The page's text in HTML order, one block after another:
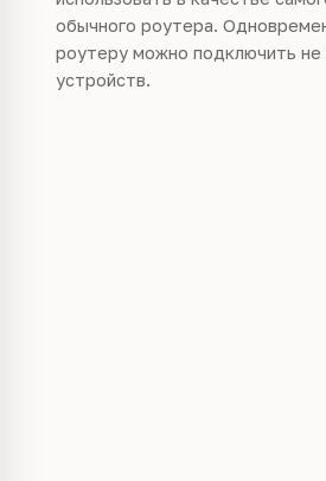
обычного роутера.
роутеру можно подключить не
устройств.